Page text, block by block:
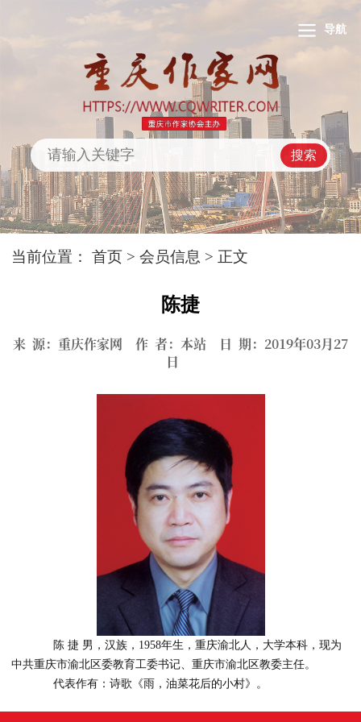
导航
搜索
当前位置：首页 >会员信息 > 正文
陈捷
来 源：重庆作家网 作 者：本站 日 期：2019年03月27
日
陈 捷 男，汉族，1958年生，重庆渝北人，大学本科，现为
中共重庆市渝北区委教育工委书记、重庆市渝北区教委主任。
代表作有：诗歌《雨，油菜花后的小村》。